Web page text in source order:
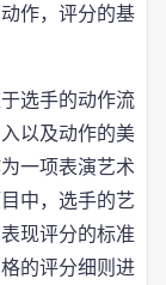
作，评分的基
选手的动作流
以及动作的美
一项表演艺术
中，选手的艺
现评分的标准
的评分细则进